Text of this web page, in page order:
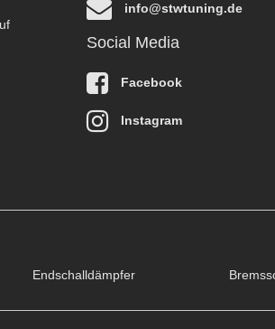
info@stwtuning.de
Social Media
Facebook
Instagram
Endschalldämpfer